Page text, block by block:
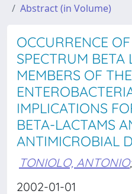
Abstract (in Volume)
OCCURRENCE
SPECTRUM BETA
MEMBERS OF
IMPLICATIONS
BETA-LACTAMS
ANTIMICROBIAL
TONIOLO, ANTONIO;
2002-01-01